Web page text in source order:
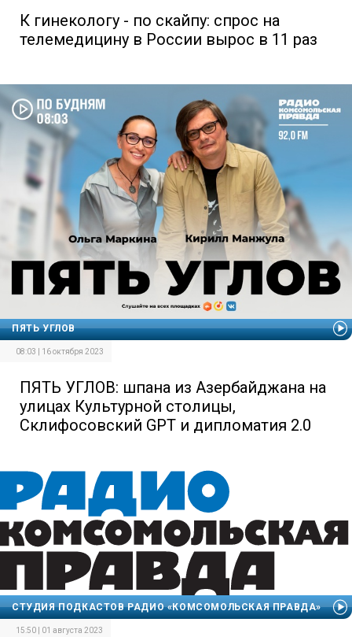
К гинекологу - по скайпу: спрос на
телемедицину в России вырос в 11 раз
ПЯТЬ УГЛОВ
08:03 | 16 октября 2023
ПЯТЬ УГЛОВ: шпана из Азербайджана на
улицах Культурной столицы,
Склифосовский GPT и дипломатия 2.0
СТУДИЯ ПОДКАСТОВ РАДИО «КОМСОМОЛЬСКАЯ ПРАВДА»
15:50 | 01 августа 2023